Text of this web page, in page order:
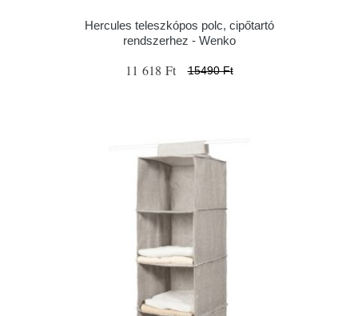
Hercules teleszkópos polc, cipőtartó
rendszerhez - Wenko
11 618 Ft 15490 Ft